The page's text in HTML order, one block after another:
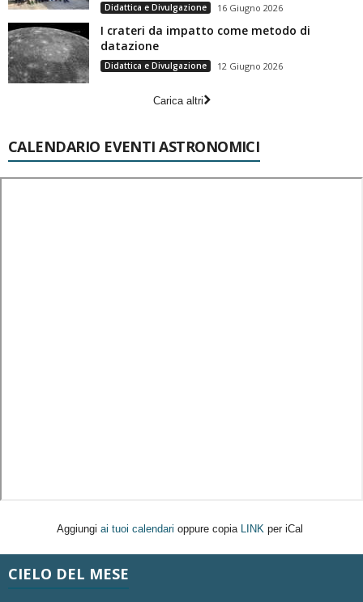
Didattica e Divulgazione 16 Giugno 2026
I crateri da impatto come metodo di
datazione
Didattica e Divulgazione 12 Giugno 2026
Carica altri
CALENDARIO EVENTI ASTRONOMICI
Aggiungi ai tuoi calendari oppure copia LINK per iCal
CIELO DEL MESE